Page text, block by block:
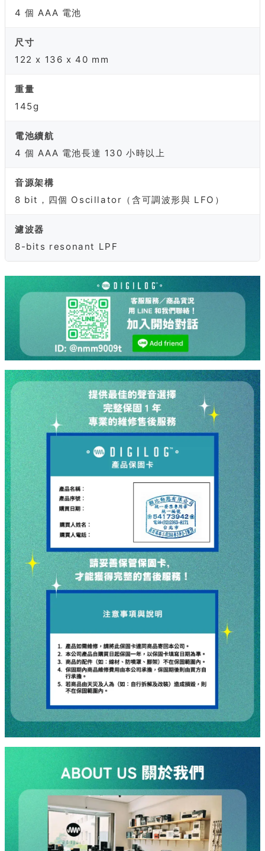
4 個 AAA 電池
尺寸
122 x 136 x 40 mm
重量
145g
電池續航
4 個 AAA 電池長達 130 小時以上
音源架構
8 bit，四個 Oscillator（含可調波形與 LFO）
濾波器
8-bits resonant LPF